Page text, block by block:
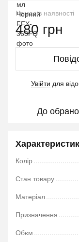
Немає в наявності
480 грн
Увійти для
До
Колір
Стан товару
Матеріал
Призначення
Обєм